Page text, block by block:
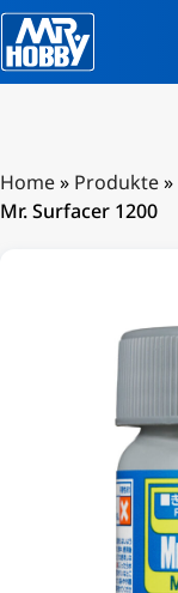
Home» Produkte»
Mr. Surfacer 1200